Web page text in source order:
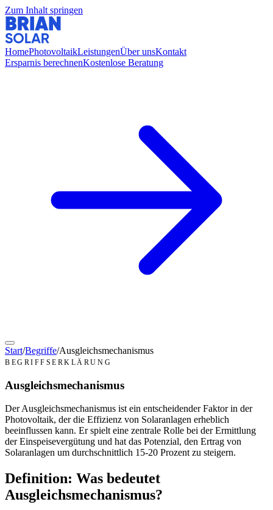
Zum Inhalt springen
HomePhotovoltaikLeistungenÜber unsKontakt
Ersparnis berechnenKostenlose Beratung
Start/Begriffe/Ausgleichsmechanismus
BEGRIFFSERKLÄRUNG
Ausgleichsmechanismus
Der Ausgleichsmechanismus ist ein entscheidender Faktor in der
Photovoltaik, der die Effizienz von Solaranlagen erheblich
beeinflussen kann. Er spielt eine zentrale Rolle bei der Ermittlung
der Einspeisevergütung und hat das Potenzial, den Ertrag von
Solaranlagen um durchschnittlich 15-20 Prozent zu steigern.
Definition: Was bedeutet
Ausgleichsmechanismus?